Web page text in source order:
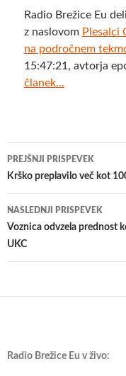
Radio Brežice Eu
z naslovom Plesalci
na področnem
15:47:21, avtorja
članek...
Krmarjenje
po
prispevkih
PREJŠNJI PRISPEVEK
​Krško preplavilo več kot
NASLEDNJI PRISPEVEK
Voznica odvzela prednost
UKC
Radio Brežice Eu v živo: